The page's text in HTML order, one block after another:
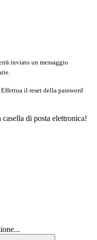
inviato un messaggio
il reset della password
di posta elettronica!